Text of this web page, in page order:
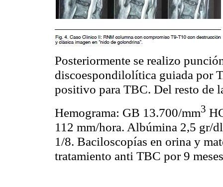
Posteriormente se realizo
discoespondilolítica guiada por
positivo para TBC. Del resto de
Hemograma: GB 13.700/mm3
112 mm/hora. Albúmina 2,5
1/8. Baciloscopías en orina y
tratamiento anti TBC por 9